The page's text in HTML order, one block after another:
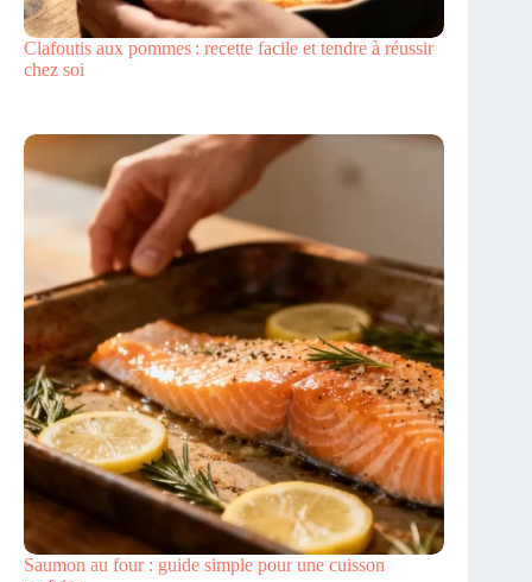
Clafoutis aux pommes : recette facile et tendre à réussir
chez soi
Saumon au four : guide simple pour une cuisson